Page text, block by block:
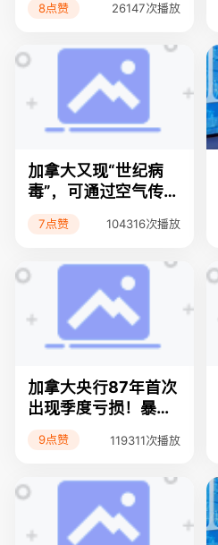
8点赞 26147次播放
加拿大又现“世纪病
毒”，可通过空气传
播；40年来最高通胀
环境下的黑色星期五
7点赞 104316次播放
加拿大央行87年首次
出现季度亏损！暴风
雪肆虐大温地区，许
多司机被困至凌晨还
C银行135亿加元现
金收购加拿大汇丰银
行！浪费纳税人的
9点赞 119311次播放